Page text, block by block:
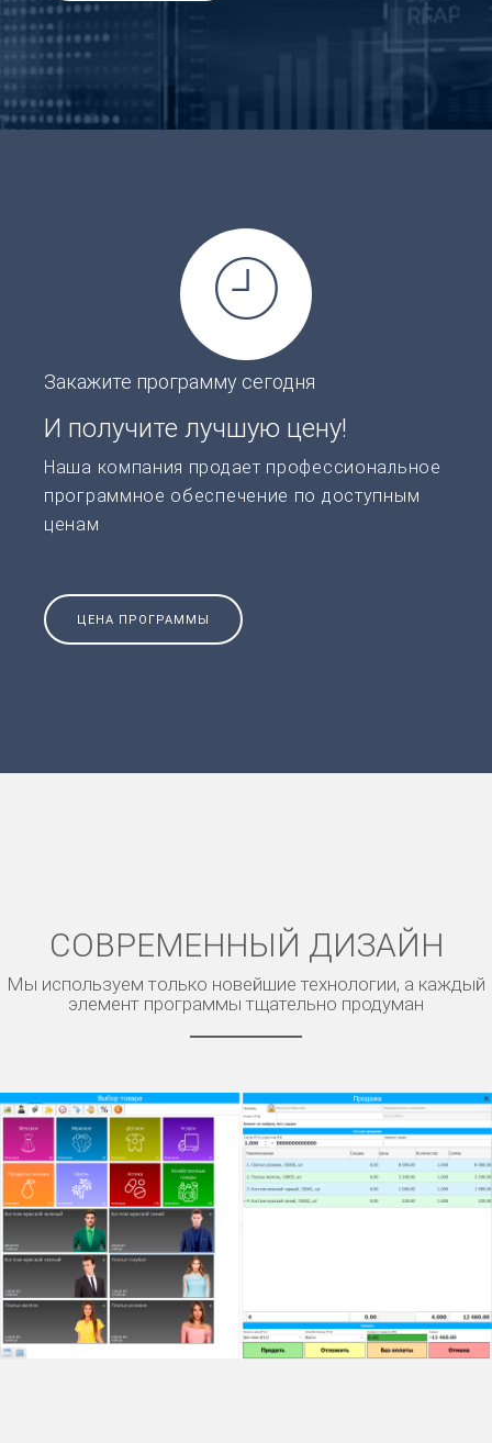
Закажите программу сегодня
И получите лучшую цену!
Наша компания продает профессиональное
программное обеспечение по доступным
ценам
ЦЕНА ПРОГРАММЫ
СОВРЕМЕННЫЙ ДИЗАЙН
Мы используем только новейшие технологии, а каждый
элемент программы тщательно продуман